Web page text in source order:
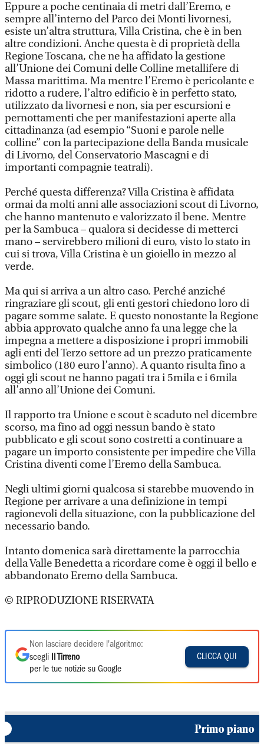
Eppure a poche centinaia di metri dall’Eremo, e
sempre all’interno del Parco dei Monti livornesi,
esiste un’altra struttura, Villa Cristina, che è in ben
altre condizioni. Anche questa è di proprietà della
Regione Toscana, che ne ha affidato la gestione
all’Unione dei Comuni delle Colline metallifere di
Massa marittima. Ma mentre l’Eremo è pericolante e
ridotto a rudere, l’altro edificio è in perfetto stato,
utilizzato da livornesi e non, sia per escursioni e
pernottamenti che per manifestazioni aperte alla
cittadinanza (ad esempio “Suoni e parole nelle
colline” con la partecipazione della Banda musicale
di Livorno, del Conservatorio Mascagni e di
importanti compagnie teatrali).
Perché questa differenza? Villa Cristina è affidata
ormai da molti anni alle associazioni scout di Livorno,
che hanno mantenuto e valorizzato il bene. Mentre
per la Sambuca – qualora si decidesse di metterci
mano – servirebbero milioni di euro, visto lo stato in
cui si trova, Villa Cristina è un gioiello in mezzo al
verde.
Ma qui si arriva a un altro caso. Perché anziché
ringraziare gli scout, gli enti gestori chiedono loro di
pagare somme salate. E questo nonostante la Regione
abbia approvato qualche anno fa una legge che la
impegna a mettere a disposizione i propri immobili
agli enti del Terzo settore ad un prezzo praticamente
simbolico (180 euro l’anno). A quanto risulta fino a
oggi gli scout ne hanno pagati tra i 5mila e i 6mila
all’anno all’Unione dei Comuni.
Il rapporto tra Unione e scout è scaduto nel dicembre
scorso, ma fino ad oggi nessun bando è stato
pubblicato e gli scout sono costretti a continuare a
pagare un importo consistente per impedire che Villa
Cristina diventi come l’Eremo della Sambuca.
Negli ultimi giorni qualcosa si starebbe muovendo in
Regione per arrivare a una definizione in tempi
ragionevoli della situazione, con la pubblicazione del
necessario bando.
Intanto domenica sarà direttamente la parrocchia
della Valle Benedetta a ricordare come è oggi il bello e
abbandonato Eremo della Sambuca.
© RIPRODUZIONE RISERVATA
Non lasciare decidere l'algoritmo:
scegli
Il Tirreno
per le tue notizie su Google
CLICCA QUI
Primo piano